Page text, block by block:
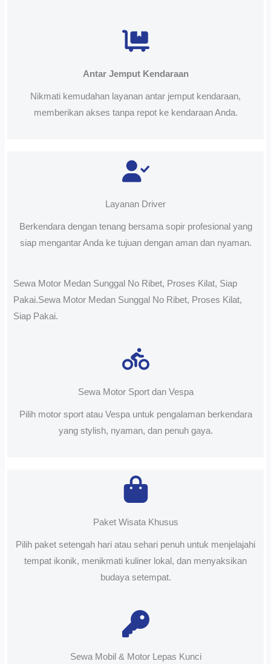
Antar Jemput Kendaraan
Nikmati kemudahan layanan antar jemput kendaraan,
memberikan akses tanpa repot ke kendaraan Anda.
Layanan Driver
Berkendara dengan tenang bersama sopir profesional yang
siap mengantar Anda ke tujuan dengan aman dan nyaman.
Sewa Motor Medan Sunggal No Ribet, Proses Kilat, Siap
Pakai.Sewa Motor Medan Sunggal No Ribet, Proses Kilat,
Siap Pakai.
Sewa Motor Sport dan Vespa
Pilih motor sport atau Vespa untuk pengalaman berkendara
yang stylish, nyaman, dan penuh gaya.
Paket Wisata Khusus
Pilih paket setengah hari atau sehari penuh untuk menjelajahi
tempat ikonik, menikmati kuliner lokal, dan menyaksikan
budaya setempat.
Sewa Mobil & Motor Lepas Kunci